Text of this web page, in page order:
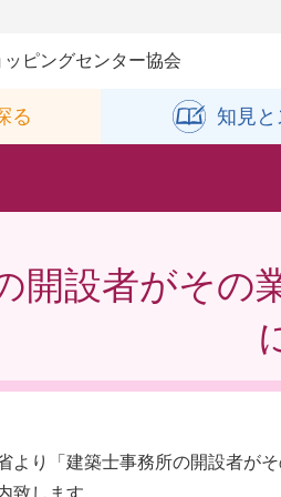
ピングセンター協会
る 知見と
開設者がその
より「建築士事務所の開設者が
致します。